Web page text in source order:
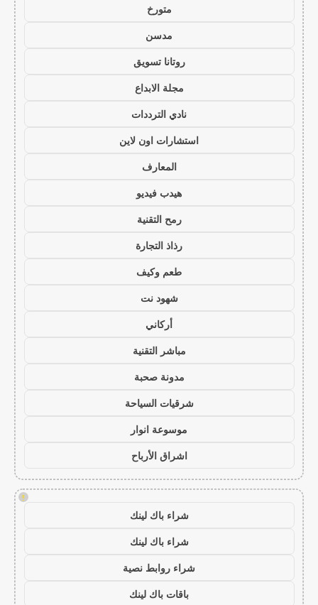
متورخ
مدسن
روتانا تسويق
مجلة الابداع
نادي الترددات
استشارات اون لاين
المعارف
هيدب فيديو
رمح التقنية
رذاذ التجارة
طعم وكيف
شهود نت
أركاني
مباشر التقنية
مدونة صحبة
شرقيات السياحة
موسوعة انوار
اشراق الأرباح
!
شراء باك لينك
شراء باك لينك
شراء روابط نصية
باقات باك لينك